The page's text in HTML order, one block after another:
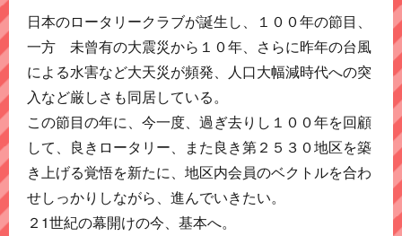
日本のロータリークラブが誕生し、１００年の節目、
一方 未曾有の大震災から１０年、さらに昨年の台風
による水害など大天災が頻発、人口大幅減時代への突
入など厳しさも同居している。
この節目の年に、今一度、過ぎ去りし１００年を回顧
して、良きロータリー、また良き第２５３０地区を築
き上げる覚悟を新たに、地区内会員のベクトルを合わ
せしっかりしながら、進んでいきたい。
２1世紀の幕開けの今、基本へ。